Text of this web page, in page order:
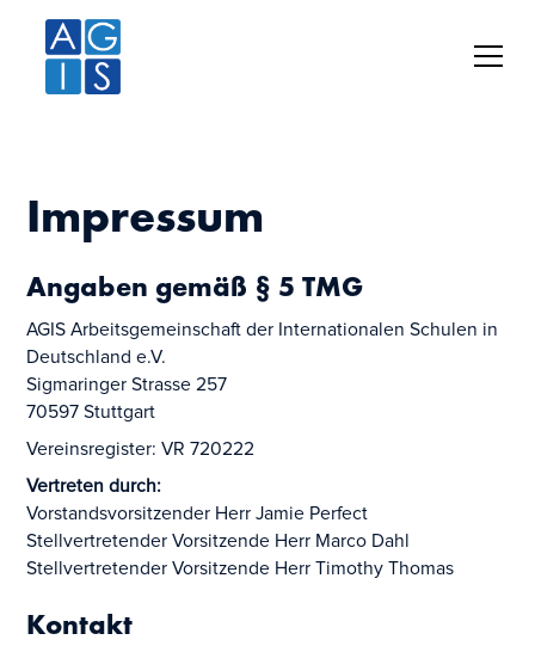
Impressum
Angaben gemäß § 5 TMG
AGIS Arbeitsgemeinschaft der Internationalen Schulen in
Deutschland e.V.
Sigmaringer Strasse 257
70597 Stuttgart
Vereinsregister: VR 720222
Vertreten durch:
Vorstandsvorsitzender Herr Jamie Perfect
Stellvertretender Vorsitzende Herr Marco Dahl
Stellvertretender Vorsitzende Herr Timothy Thomas
Kontakt